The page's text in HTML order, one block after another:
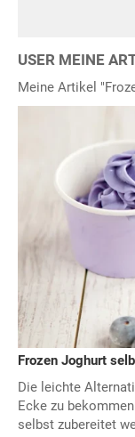
USER MEINE
Meine Artikel
Frozen Joghurt
Die leichte
Ecke zu
selbst zubereitet